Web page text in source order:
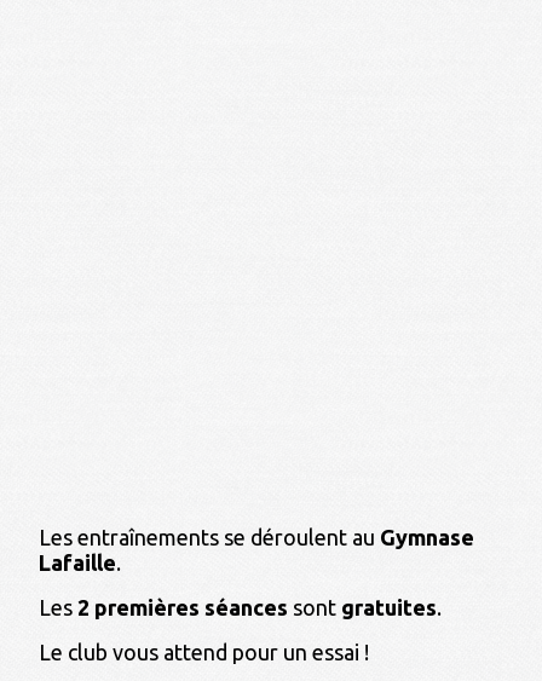
Les entraînements se déroulent au Gymnase
Lafaille.
Les 2 premières séances sont gratuites.
Le club vous attend pour un essai !